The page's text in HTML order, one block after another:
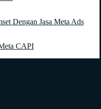
Dengan Jasa Meta Ads
CAPI